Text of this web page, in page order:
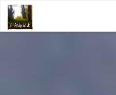
Zum
Inhalt
springen